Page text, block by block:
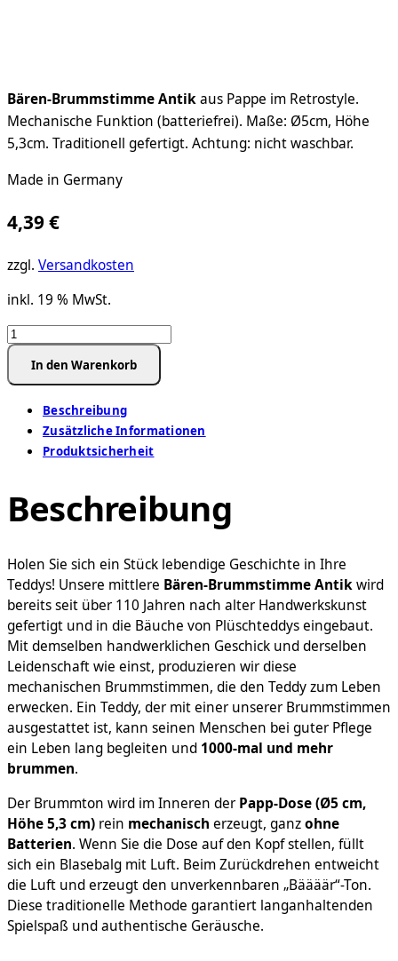
Bären-Brummstimme Antikaus Pappe im Retrostyle.
Mechanische Funktion (batteriefrei). Maße: Ø5cm, Höhe
5,3cm. Traditionell gefertigt. Achtung: nicht waschbar.
Made in Germany
4,39€
zzgl. Versandkosten
inkl. 19 % MwSt.
Teddy-
Brummstimme
Antik
5x5,3cm
Stück
Tradition
Retro-
Style!
Menge
In den Warenkorb
Beschreibung
Zusätzliche Informationen
Produktsicherheit
Beschreibung
Holen Sie sich ein Stück lebendige Geschichte in Ihre
Teddys! Unsere mittlere Bären-Brummstimme Antikwird
bereits seit über 110 Jahren nach alter Handwerkskunst
gefertigt und in die Bäuche von Plüschteddys eingebaut.
Mit demselben handwerklichen Geschick und derselben
Leidenschaft wie einst, produzieren wir diese
mechanischen Brummstimmen, die den Teddy zum Leben
erwecken. Ein Teddy, der mit einer unserer Brummstimmen
ausgestattet ist, kann seinen Menschen bei guter Pflege
ein Leben lang begleiten und 1000-mal und mehr
brummen.
Der Brummton wird im Inneren der Papp-Dose (Ø5 cm,
Höhe 5,3 cm) rein mechanisch erzeugt, ganzohne
Batterien. Wenn Sie die Dose auf den Kopf stellen, füllt
sich ein Blasebalg mit Luft. Beim Zurückdrehen entweicht
die Luft und erzeugt den unverkennbaren „Bäääär“-Ton.
Diese traditionelle Methode garantiert langanhaltenden
Spielspaß und authentische Geräusche.